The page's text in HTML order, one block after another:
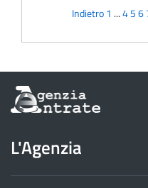
Indietro1 ...456
Informazioni
sul
dell'Agenzia
delle
Entrate
L'Agenzia